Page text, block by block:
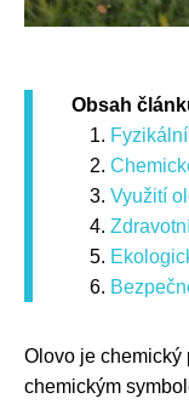
Obsah
Využití
Olovo je chemický
chemickým